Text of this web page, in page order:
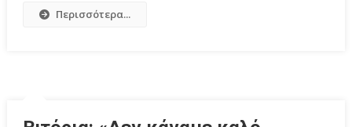
Περισσότερα...